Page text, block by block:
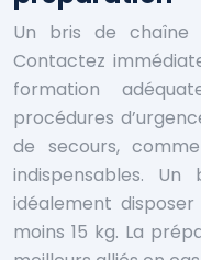
Un bris de chaîne
Contactez
formation
procédures
de secours,
indispensables.
idéalement
moins 15 kg. La